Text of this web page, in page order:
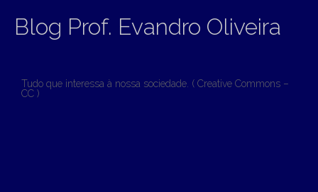
Blog Prof. Evandro Oliveira
Tudo que interessa à nossa sociedade. ( Creative Commons –
CC )